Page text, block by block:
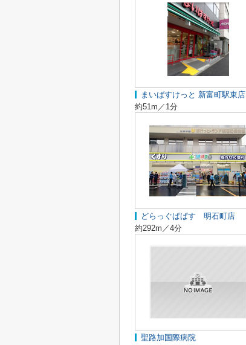
まいばすけっと 新富町駅東店
約51m／1分
どらっぐぱぱす 明石町店
約292m／4分
聖路加国際病院